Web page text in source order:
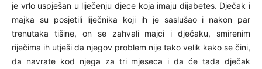
je vrlo uspješan u liječenju djece koja imaju dijabetes. Dječak i
majka su posjetili liječnika koji ih je saslušao i nakon par
trenutaka tišine, on se zahvali majci i dječaku, smirenim
riječima ih utješi da njegov problem nije tako velik kako se čini,
da navrate kod njega za tri mjeseca i da će tada dječak